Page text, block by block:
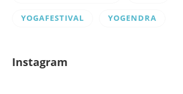
YOGAFESTIVAL YOGENDRA
Instagram